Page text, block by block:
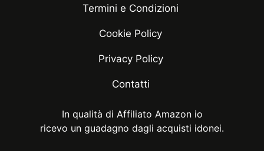
Termini e Condizioni
Cookie Policy
Privacy Policy
Contatti
In qualità di Affiliato Amazon io
ricevo un guadagno dagli acquisti idonei.